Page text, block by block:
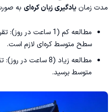
مدت زمانیادگیری زبان کره‌ای به
سطح متوسط کره‌ای لازم است.
متوسط برسید.